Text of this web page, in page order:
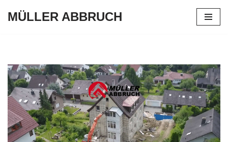
MÜLLER ABBRUCH